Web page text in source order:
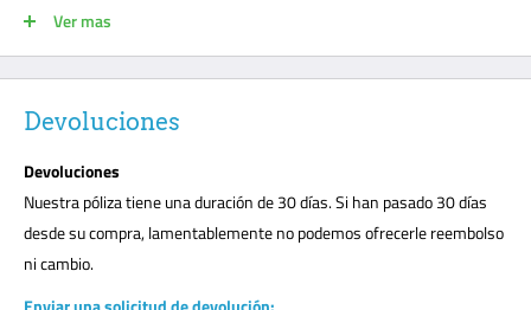
la entrega de descarga y es responsable de anotar cualquier daño en
el conocimiento de embarque. Los envíos de carga se realizan en la
acera; esta es una práctica de carga estándar con todos los
transportistas. Los clientes deberán descargar su paquete o solicitar
su paquete a la puerta principal como la entrega tradicional de UPS o
FedEx. Marque todos los daños inmediatamente o cualquier daño
sospechado en el conocimiento de embarque. No podemos aceptar
ninguna devolución ni realizar un reclamo sin una nota en el
conocimiento de embarque. El cliente debe estar presente en todas
Ver mas
Devoluciones
Devoluciones
Nuestra póliza tiene una duración de 30 días. Si han pasado 30 días
desde su compra, lamentablemente no podemos ofrecerle reembolso
ni cambio.